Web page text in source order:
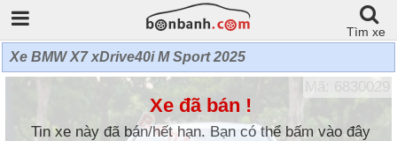
Tìm xe
Xe BMW X7 xDrive40i M Sport 2025
Xe đã bán !
Tin xe này đã bán/hết hạn. Bạn có thể bấm vào đây
Mã: 6830029